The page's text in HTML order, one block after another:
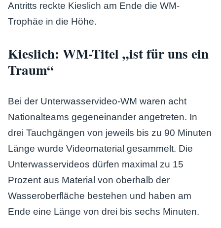
Antritts reckte Kieslich am Ende die WM-
Trophäe in die Höhe.
Kieslich: WM-Titel „ist für uns ein
Traum“
Bei der Unterwasservideo-WM waren acht
Nationalteams gegeneinander angetreten. In
drei Tauchgängen von jeweils bis zu 90 Minuten
Länge wurde Videomaterial gesammelt. Die
Unterwasservideos dürfen maximal zu 15
Prozent aus Material von oberhalb der
Wasseroberfläche bestehen und haben am
Ende eine Länge von drei bis sechs Minuten.